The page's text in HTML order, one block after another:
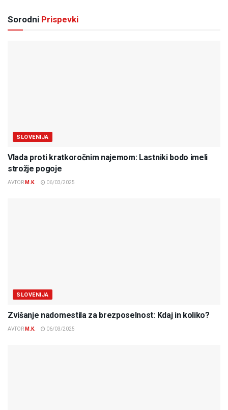
Sorodni Prispevki
SLOVENIJA
Vlada proti kratkoročnim najemom: Lastniki bodo imeli
strožje pogoje
AVTOR M.K. 06/03/2025
SLOVENIJA
Zvišanje nadomestila za brezposelnost: Kdaj in koliko?
AVTOR M.K. 06/03/2025